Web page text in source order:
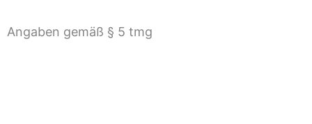
Angaben gemäß § 5 tmg